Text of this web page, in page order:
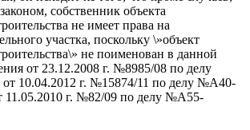
собственник объекта
не имеет права на
участка, поскольку \»объект
не поименован в данной
от 23.12.2008 г. №8985/08 по делу
10.04.2012 г. №15874/11 по делу №А40-
11.05.2010 г. №82/09 по делу №А55-